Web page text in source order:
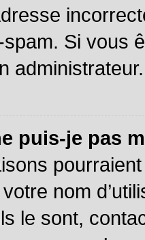
Si vous
administrateur.
puis-je pas
nom
le sont,